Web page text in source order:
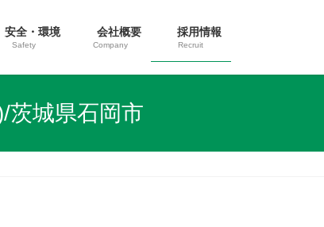
安全・環境
Safety
会社概要
Company
採用情報
Recruit
茨城県石岡市